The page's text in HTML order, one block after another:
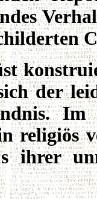
der
religiös
ihrer